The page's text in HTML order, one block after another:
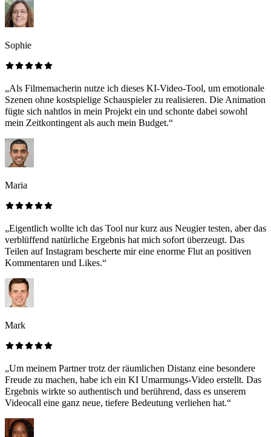
Sophie
„Als Filmemacherin nutze ich dieses KI-Video-Tool, um emotionale
Szenen ohne kostspielige Schauspieler zu realisieren. Die Animation
fügte sich nahtlos in mein Projekt ein und schonte dabei sowohl
mein Zeitkontingent als auch mein Budget.“
Maria
„Eigentlich wollte ich das Tool nur kurz aus Neugier testen, aber das
verblüffend natürliche Ergebnis hat mich sofort überzeugt. Das
Teilen auf Instagram bescherte mir eine enorme Flut an positiven
Kommentaren und Likes.“
Mark
„Um meinem Partner trotz der räumlichen Distanz eine besondere
Freude zu machen, habe ich ein KI Umarmungs-Video erstellt. Das
Ergebnis wirkte so authentisch und berührend, dass es unserem
Videocall eine ganz neue, tiefere Bedeutung verliehen hat.“